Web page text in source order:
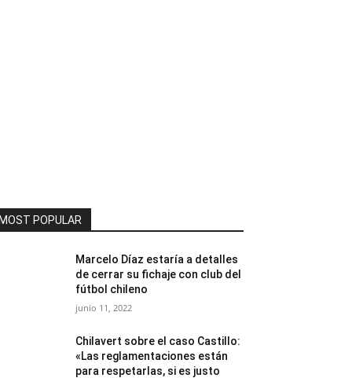
MOST POPULAR
Marcelo Díaz estaría a detalles
de cerrar su fichaje con club del
fútbol chileno
junio 11, 2022
Chilavert sobre el caso Castillo:
«Las reglamentaciones están
para respetarlas, si es justo